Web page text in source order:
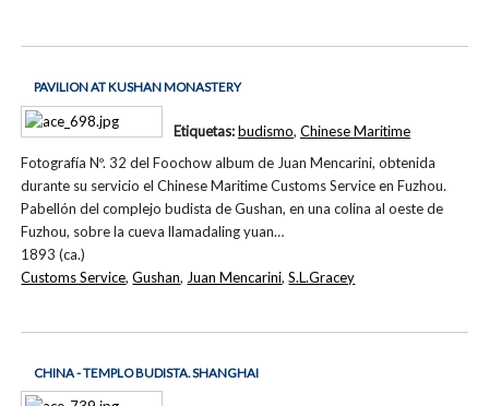
PAVILION AT KUSHAN MONASTERY
Fotografía Nº. 32 del Foochow album de Juan Mencarini, obtenida
durante su servicio el Chinese Maritime Customs Service en Fuzhou.
Pabellón del complejo budista de Gushan, en una colina al oeste de
Fuzhou, sobre la cueva llamadaling yuan…
1893 (ca.)
Etiquetas:budismo, Chinese Maritime
Customs Service,Gushan, Juan Mencarini,S.L.Gracey
CHINA - TEMPLO BUDISTA. SHANGHAI